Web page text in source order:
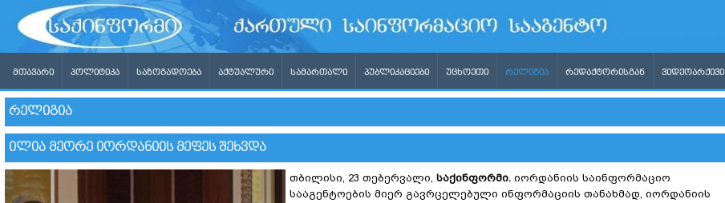
ᲛᲗᲐᲕᲐᲠᲘ ᲞᲝᲚᲘᲢᲘᲙᲐ ᲡᲐᲖᲝᲒᲐᲓᲝᲔᲑᲐ ᲐᲥᲢᲣᲐᲚᲣᲠᲘ ᲡᲐᲛᲐᲠᲗᲐᲚᲘ ᲞᲣᲑᲚᲘᲙᲐᲪᲘᲔᲑᲘ ᲣᲪᲮᲝᲔᲗᲘ ᲠᲔᲚᲘᲒᲘᲐ ᲠᲔᲓᲐᲥᲢᲝᲠᲘᲡᲒᲐᲜ ᲕᲘᲓᲔᲝᲐᲠᲥᲘᲕᲘ
ᲠᲔᲚᲘᲒᲘᲐ
ᲘᲚᲘᲐ ᲛᲔᲝᲠᲔ ᲘᲝᲠᲓᲐᲜᲘᲘᲡ ᲛᲔᲤᲔᲡ ᲨᲔᲮᲕᲓᲐ
თბილისი, 23 თებერვალი, საქინფორმი. იორდანიის საინფორმაციო
სააგენტოების მიერ გავრცელებული ინფორმაციის თანახმად, იორდანიის